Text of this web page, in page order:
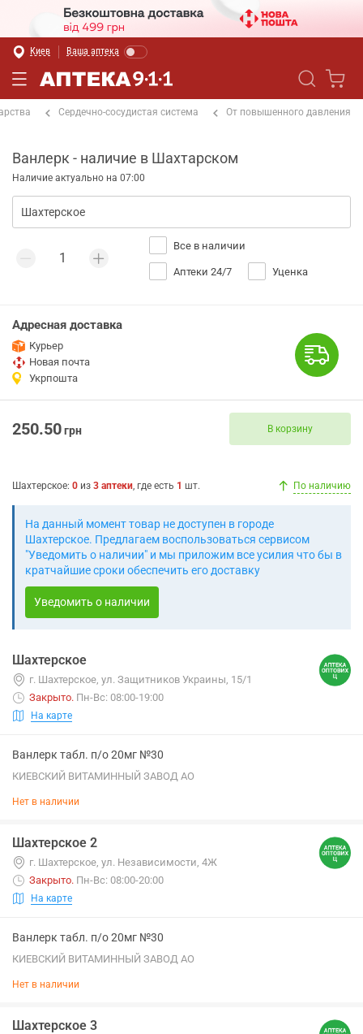
Киев Ваша аптека
Сердечно-сосудистая система От повышенного давления
Ванлерк - наличие в Шахтарском
Наличие актуально на 07:00
Все в наличии
Аптеки 24/7 Уценка
Адресная доставка
Курьер
Новая почта
Укрпошта
250.50грн В корзину
Шахтерское: 0 из 3 аптеки, где есть 1 шт. По наличию
На данный момент товар не доступен в городе
Шахтерское. Предлагаем воспользоваться сервисом
"Уведомить о наличии" и мы приложим все усилия что бы в
кратчайшие сроки обеспечить его доставку
Уведомить о наличии
Шахтерское
г. Шахтерское, ул. Защитников Украины, 15/1
Закрыто. Пн-Вс: 08:00-19:00
На карте
Ванлерк табл. п/о 20мг №30
КИЕВСКИЙ ВИТАМИННЫЙ ЗАВОД АО
Нет в наличии
Шахтерское 2
г. Шахтерское, ул. Независимости, 4Ж
Закрыто. Пн-Вс: 08:00-20:00
На карте
Ванлерк табл. п/о 20мг №30
КИЕВСКИЙ ВИТАМИННЫЙ ЗАВОД АО
Нет в наличии
Шахтерское 3